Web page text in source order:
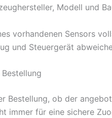
Modell und
vorhandenen Sensors
und Steuergerät
Bestellung, ob der
immer für eine sichere